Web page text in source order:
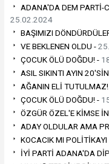
ADANA'DA DEM PARTİ-
25.02.2024
BAŞIMIZI
VE BEKLENEN OLDU -
ÇOCUK ÖLÜ DOĞDU! -
ASIL SIKINTI AYIN
AĞANIN ELİ
ÇOCUK ÖLÜ DOĞDU! -
ÖZGÜR ÖZEL'E KİMSE
ADAY OLDULAR AMA
KOCACIK MI
İYİ PARTİ ADANA'DA